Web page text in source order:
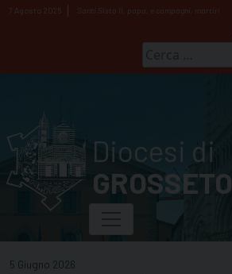
Skip
7 Agosto 2026
Santi Sisto II, papa, e compagni, martiri
per:
Diocesi di
GROSSETO
5 Giugno 2026